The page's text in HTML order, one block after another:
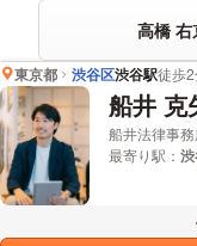
高橋 右
東京都 渋谷区渋谷駅徒歩
船井 克
船井法律事
最寄り駅：